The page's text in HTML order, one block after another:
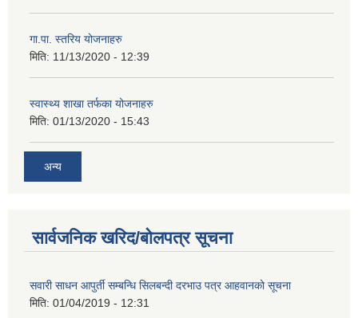
गा.पा. स्तरिय योजनाहरु
मिति: 11/13/2020 - 12:39
स्वास्थ्य शाखा तर्फका योजनाहरु
मिति: 01/13/2020 - 15:43
अन्य
सार्वजनिक खरिद/बोलपत्र सूचना
सवारी साधन आपुर्ती सम्बन्धि सिलबन्दी दरभाउ पत्र आहवानको सूचना
मिति: 01/04/2019 - 12:31